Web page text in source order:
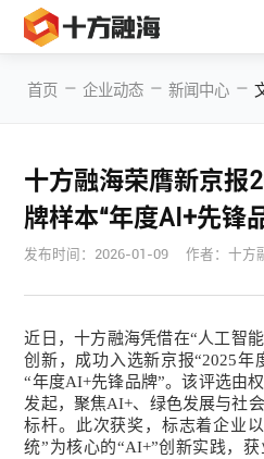
首页 — 企业动态 — 新闻中心 —
十方融海荣膺新京报
牌样本“年度AI+先锋
发布时间： 2026-01-09 作者：十方
近日，十方融海凭借在“人工智
创新，成功入选新京报“2025年
“年度AI+先锋品牌”。该评选由
发起，聚焦AI+、绿色发展与社
标杆。此次获奖，标志着企业
统”为核心的“AI+”创新实践，